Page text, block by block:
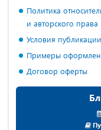
Политика
и авторского права
Условия публикации
Примеры
Договор оферты